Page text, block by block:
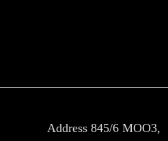
Address 845/6 MOO3,